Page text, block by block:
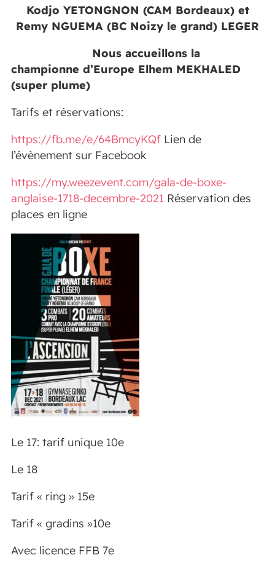
Kodjo YETONGNON (CAM Bordeaux) et
Remy NGUEMA (BC Noizy le grand) LEGER
Nous accueillons la
championne d’Europe Elhem MEKHALED
(super plume)
Tarifs et réservations:
https://fb.me/e/64BmcyKQf Lien de
l’évènement sur Facebook
https://my.weezevent.com/gala-de-boxe-
anglaise-1718-decembre-2021 Réservation des
places en ligne
Le 17: tarif unique 10e
Le 18
Tarif « ring » 15e
Tarif « gradins »10e
Avec licence FFB 7e